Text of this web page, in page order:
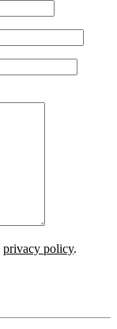
privacy policy.